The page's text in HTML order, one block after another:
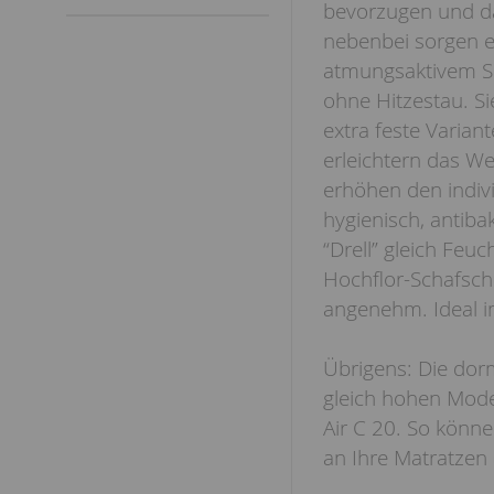
bevorzugen und
nebenbei sorgen
atmungsaktivem
ohne Hitzestau.
extra feste
erleichtern das
erhöhen den
hygienisch,
“Drell” gleich
Hochflor-
angenehm. Ideal
Übrigens: Die
gleich hohen
Air C 20. So
an Ihre